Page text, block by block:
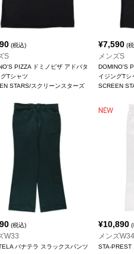
(税込)
S
PIZZA ドミノピザ アドバタ
Tシャツ
STARS/スクリーンスターズ
¥7,590 (
メンズS
DOMINO'S
イジングTシ
SCREEN
(税込)
W33
パナテラ スラックスパンツ
¥10,890 (
メンズW34
STA-PREST